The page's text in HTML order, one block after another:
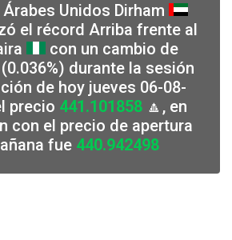
Unidos Dirham
el récord Arriba frente al
con un cambio de
durante la sesión
de hoy jueves 06-08-
precio 441.101858🔼, en
con el precio de apertura
fue 440.942498